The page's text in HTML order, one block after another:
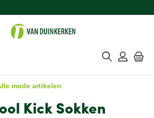
mode artikelen
Kick Sokken